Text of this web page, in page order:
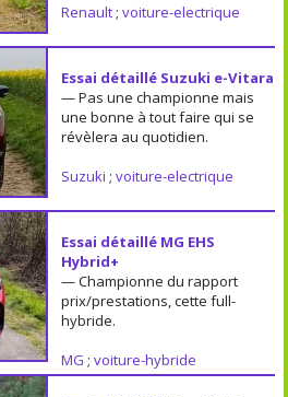
Renault; voiture-electrique
Essai détaillé Suzuki e-Vitara
— Pas une championne mais
une bonne à tout faire qui se
révèlera au quotidien.
Suzuki ; voiture-electrique
Essai détaillé MG EHS
Hybrid+
— Championne du rapport
prix/prestations, cette full-
hybride.
MG ; voiture-hybride